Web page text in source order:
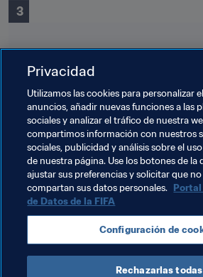
3
Temas relacionados
Argentina Bosnia and
Denmark England France
Italy México Norway
Thailand Wales
Privacidad
Utilizamos las cookies para personalizar
anuncios, añadir nuevas funciones a las
sociales y analizar el tráfico de nuestra
compartimos información con nuestros
sociales, publicidad y análisis sobre el
de nuestra página. Use los botones de la
ajustar sus preferencias y solicitar que
compartan sus datos personales.
de Datos de la FIFA
Configuración de
Rechazarlas todas